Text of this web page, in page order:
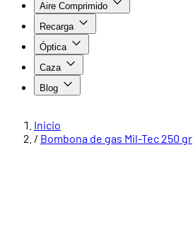
Aire Comprimido
Recarga
Óptica
Caza
Blog
Inicio
/ Bombona de gas Mil-Tec 250 gr